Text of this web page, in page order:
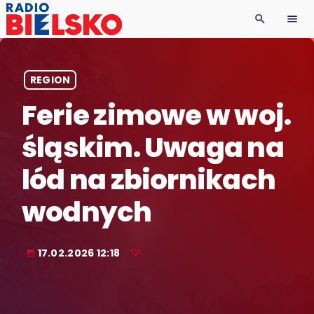
search menu
REGION
Ferie zimowe w woj.
śląskim. Uwaga na
lód na zbiornikach
wodnych
today 17.02.2026 12:18